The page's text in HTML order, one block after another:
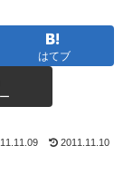
はてブ
2011.11.10